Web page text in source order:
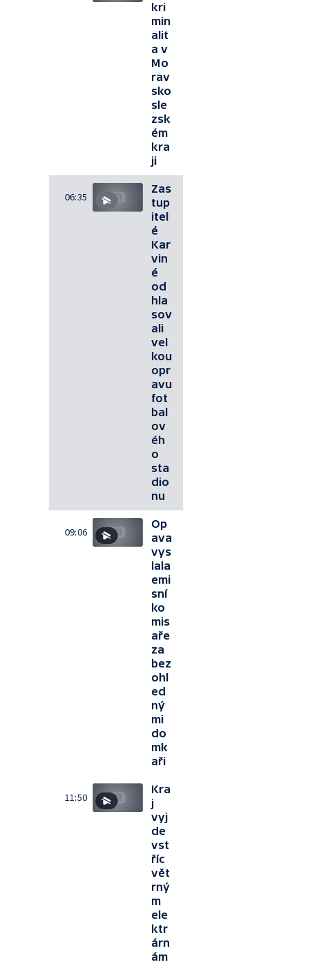
kri
min
alit
a v
Mo
rav
sko
sle
zsk
ém
kra
ji
06:35
Zas
tup
itel
é
Kar
vin
é
od
hla
sov
ali
vel
kou
opr
avu
fot
bal
ov
éh
o
sta
dio
nu
09:06
Op
ava
vys
lala
emi
sní
ko
mis
aře
za
bez
ohl
ed
ný
mi
do
mk
aři
11:50
Kra
j
vyj
de
vst
říc
vět
rný
m
ele
ktr
árn
ám